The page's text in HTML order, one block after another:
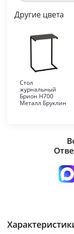
Другие цвета
Стол
журнальный
Брион Н700
Металл Бруклин